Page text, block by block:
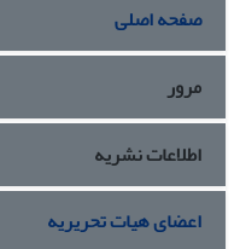
صفحه اصلی
مرور
اطلاعات نشریه
اعضای هیات تحریریه